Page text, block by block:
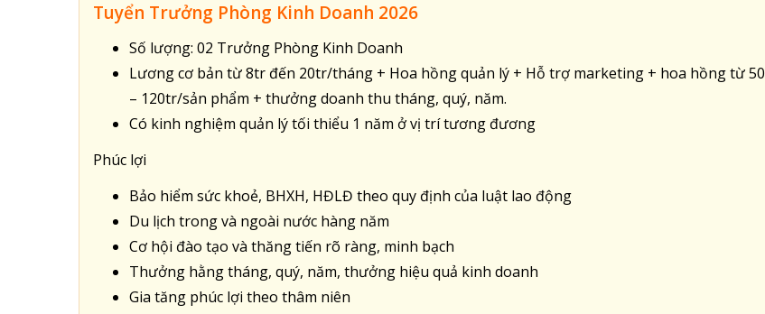
Tuyển Trưởng Phòng Kinh Doanh 2026
Số lượng: 02 Trưởng Phòng Kinh Doanh
Lương cơ bản từ 8tr đến 20tr/tháng + Hoa hồng quản lý + Hỗ trợ marketing + hoa hồng từ 50
– 120tr/sản phẩm + thưởng doanh thu tháng, quý, năm.
Có kinh nghiệm quản lý tối thiểu 1 năm ở vị trí tương đương
Phúc lợi
Bảo hiểm sức khoẻ, BHXH, HĐLĐ theo quy định của luật lao động
Du lịch trong và ngoài nước hàng năm
Cơ hội đào tạo và thăng tiến rõ ràng, minh bạch
Thưởng hằng tháng, quý, năm, thưởng hiệu quả kinh doanh
Gia tăng phúc lợi theo thâm niên